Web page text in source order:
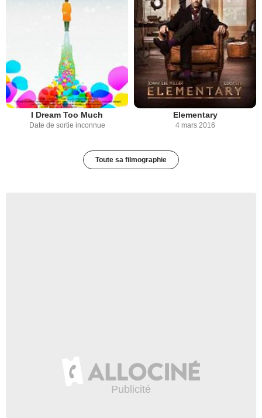
I Dream Too Much
Date de sortie inconnue
Elementary
4 mars 2016
Toute sa filmographie